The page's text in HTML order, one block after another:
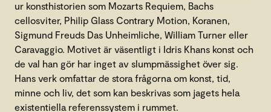
ur konsthistorien som Mozarts Requiem, Bachs
cellosviter, Philip Glass Contrary Motion, Koranen,
Sigmund Freuds Das Unheimliche, William Turner eller
Caravaggio. Motivet är väsentligt i Idris Khans konst och
de val han gör har inget av slumpmässighet över sig.
Hans verk omfattar de stora frågorna om konst, tid,
minne och liv, det som kan beskrivas som jagets hela
existentiella referenssystem i rummet.